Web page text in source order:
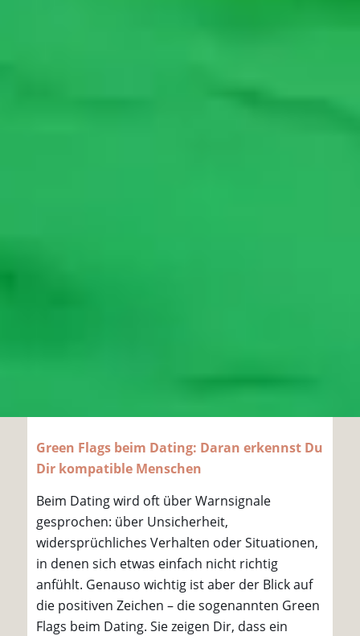
Green Flags beim Dating: Daran erkennst Du
Dir kompatible Menschen
Beim Dating wird oft über Warnsignale
gesprochen: über Unsicherheit,
widersprüchliches Verhalten oder Situationen,
in denen sich etwas einfach nicht richtig
anfühlt. Genauso wichtig ist aber der Blick auf
die positiven Zeichen – die sogenannten Green
Flags beim Dating. Sie zeigen Dir, dass ein